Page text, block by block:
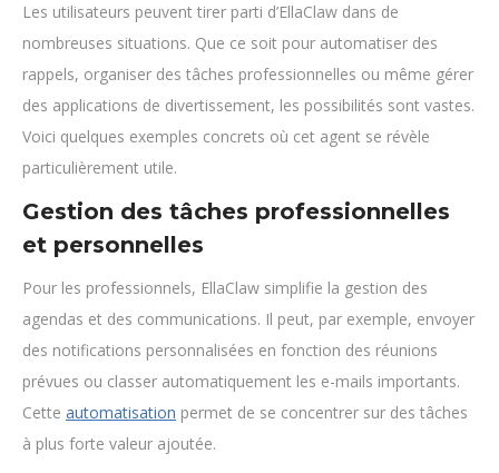
Les utilisateurs peuvent tirer parti d’EllaClaw dans de
nombreuses situations. Que ce soit pour automatiser des
rappels, organiser des tâches professionnelles ou même gérer
des applications de divertissement, les possibilités sont vastes.
Voici quelques exemples concrets où cet agent se révèle
particulièrement utile.
Gestion des tâches professionnelles
et personnelles
Pour les professionnels, EllaClaw simplifie la gestion des
agendas et des communications. Il peut, par exemple, envoyer
des notifications personnalisées en fonction des réunions
prévues ou classer automatiquement les e-mails importants.
Cette automatisation permet de se concentrer sur des tâches
à plus forte valeur ajoutée.